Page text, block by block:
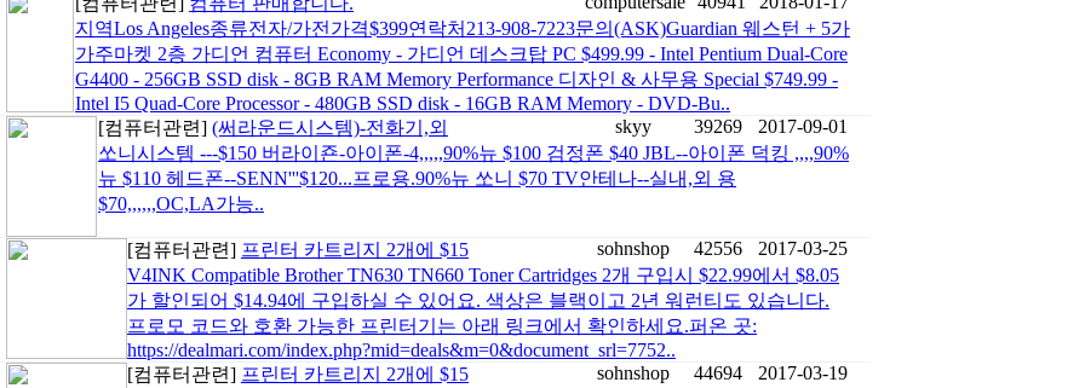
지역Los Angeles종류전자/가전가격$399연락처213-908-7223문의(ASK)Guardian 웨스턴 + 5가
가주마켓 2층 가디언 컴퓨터 Economy - 가디언 데스크탑 PC $499.99 - Intel Pentium Dual-Core
G4400 - 256GB SSD disk - 8GB RAM Memory Performance 디자인 & 사무용 Special $749.99 -
Intel I5 Quad-Core Processor - 480GB SSD disk - 16GB RAM Memory - DVD-Bu..
[컴퓨터관련] (써라운드시스템)-전화기,외 skyy 39269
2017-09-01
쏘니시스템 ---$150 버라이죤-아이폰-4,,,,,90%뉴 $100 검정폰 $40 JBL--아이폰 덕킹 ,,,,90%
뉴 $110 헤드폰--SENN'''$120...프로용.90%뉴 쏘니 $70 TV안테나--실내,외 용
$70,,,,,,OC,LA가능..
[컴퓨터관련] 프린터 카트리지 2개에 $15 sohnshop 42556
2017-03-25
V4INK Compatible Brother TN630 TN660 Toner Cartridges 2개 구입시 $22.99에서 $8.05
가 할인되어 $14.94에 구입하실 수 있어요. 색상은 블랙이고 2년 워런티도 있습니다.
프로모 코드와 호환 가능한 프린터기는 아래 링크에서 확인하세요.퍼온 곳:
https://dealmari.com/index.php?mid=deals&m=0&document_srl=7752..
[컴퓨터관련] 프린터 카트리지 2개에 $15 sohnshop 44694
2017-03-19